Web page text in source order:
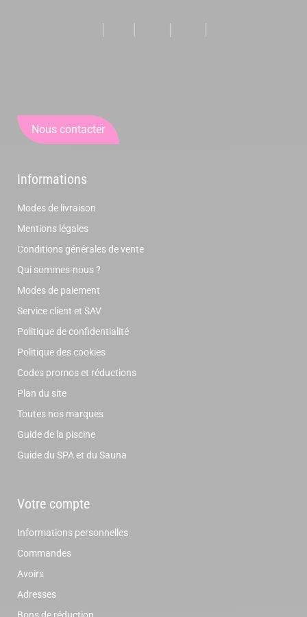
Nous contacter
Informations
Modes de livraison
Mentions légales
Conditions générales de vente
Qui sommes-nous ?
Modes de paiement
Service client et SAV
Politique de confidentialité
Politique des cookies
Codes promos et réductions
Plan du site
Toutes nos marques
Guide de la piscine
Guide du SPA et du Sauna
Votre compte
Informations personnelles
Commandes
Avoirs
Adresses
Bons de réduction